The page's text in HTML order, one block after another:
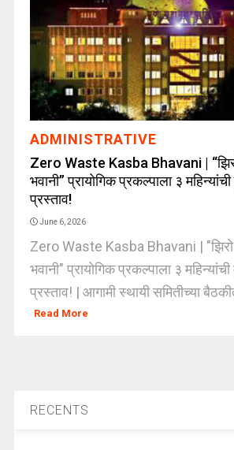
ADMINISTRATIVE
Zero Waste Kasba Bhavani |
भवानी” प्रायोगिक प्रकल्पाला ३
प्रस्ताव!
June 6, 2026
Zero Waste Kasba Bhavani |
भवानी" प्रायोगिक प्रकल्पाला ३
प्रस्ताव! | आगामी स्थायी समितीच्या
Read More
RECENTS